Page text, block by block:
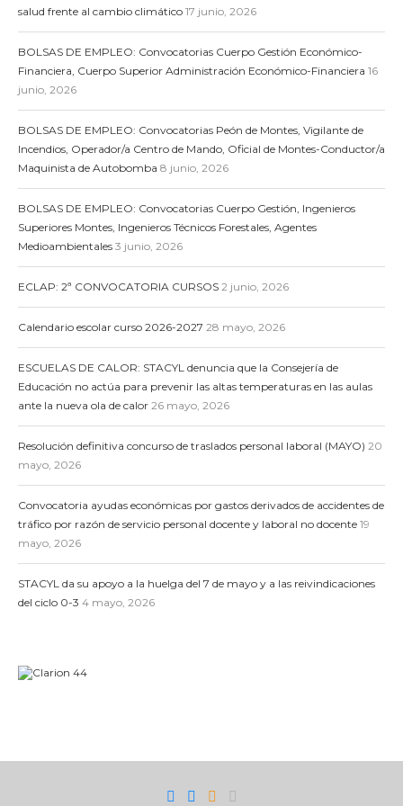
salud frente al cambio climático 17 junio, 2026
BOLSAS DE EMPLEO: Convocatorias Cuerpo Gestión Económico-
Financiera, Cuerpo Superior Administración Económico-Financiera 16
junio, 2026
BOLSAS DE EMPLEO: Convocatorias Peón de Montes, Vigilante de
Incendios, Operador/a Centro de Mando, Oficial de Montes-Conductor/a
Maquinista de Autobomba 8 junio, 2026
BOLSAS DE EMPLEO: Convocatorias Cuerpo Gestión, Ingenieros
Superiores Montes, Ingenieros Técnicos Forestales, Agentes
Medioambientales 3 junio, 2026
ECLAP: 2ª CONVOCATORIA CURSOS 2 junio, 2026
Calendario escolar curso 2026-2027 28 mayo, 2026
ESCUELAS DE CALOR: STACYL denuncia que la Consejería de
Educación no actúa para prevenir las altas temperaturas en las aulas
ante la nueva ola de calor 26 mayo, 2026
Resolución definitiva concurso de traslados personal laboral (MAYO) 20
mayo, 2026
Convocatoria ayudas económicas por gastos derivados de accidentes de
tráfico por razón de servicio personal docente y laboral no docente 19
mayo, 2026
STACYL da su apoyo a la huelga del 7 de mayo y a las reivindicaciones
del ciclo 0-3 4 mayo, 2026